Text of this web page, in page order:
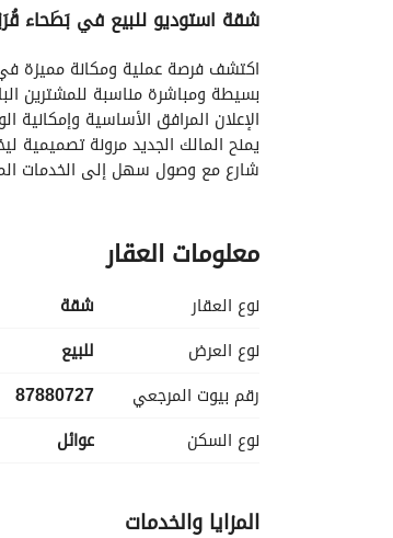
معلومات ترخيص الإعلان
شقة استوديو للبيع في بَطَحاء
شارع مع وصول سهل إلى الخدمات
- نوع العقار: شقة
- الغرض: للبيع
- الموقع: Batha Quraysh، مكة
المعاينة.
- الحمامات: 0
- المرافق: كهرباء، صرف صحي
معلومات العقار
نوع العقار
شقة
نوع العرض
للبيع
رقم بيوت المرجعي
87880727
نوع السكن
عوائل
المزايا والخدمات